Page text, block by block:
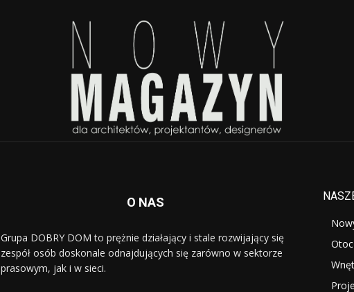
O NAS
Grupa DOBRY DOM to prężnie działający i stale rozwijający się
zespół osób doskonale odnajdujących się zarówno w sektorze
prasowym, jak i w sieci.